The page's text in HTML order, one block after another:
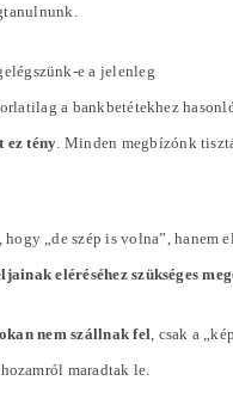
e a jelenleg
a bankbetétekhez
ez tény . Minden megbízónk
„de szép is volna”, hanem
eléréséhez szükséges
nem szállnak fel , csak a
maradtak le.